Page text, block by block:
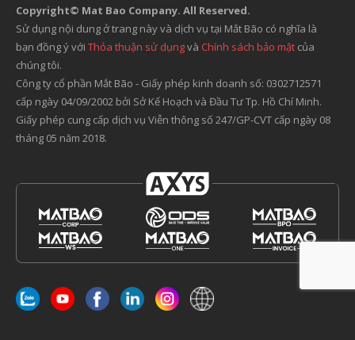
Copyright© Mat Bao Company. All Reserved.
Sử dụng nội dung ở trang này và dịch vụ tại Mắt Bão có nghĩa là
bạn đồng ý với Thỏa thuận sử dụngvà Chính sách bảo mật của
chúng tôi.
Công ty cổ phần Mắt Bão - Giấy phép kinh doanh số: 0302712571
cấp ngày 04/09/2002 bởi Sở Kế Hoạch và Đầu Tư Tp. Hồ Chí Minh.
Giấy phép cung cấp dịch vụ Viễn thông số 247/GP-CVT cấp ngày 08
tháng 05 năm 2018.